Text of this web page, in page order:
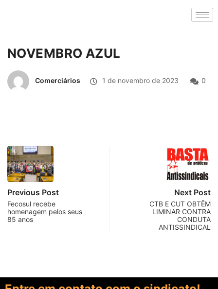
NOVEMBRO AZUL
Comerciários 1 de novembro de 2023 0
Previous Post
Fecosul recebe
homenagem pelos seus
85 anos
Next Post
CTB E CUT OBTÊM
LIMINAR CONTRA
CONDUTA
ANTISSINDICAL